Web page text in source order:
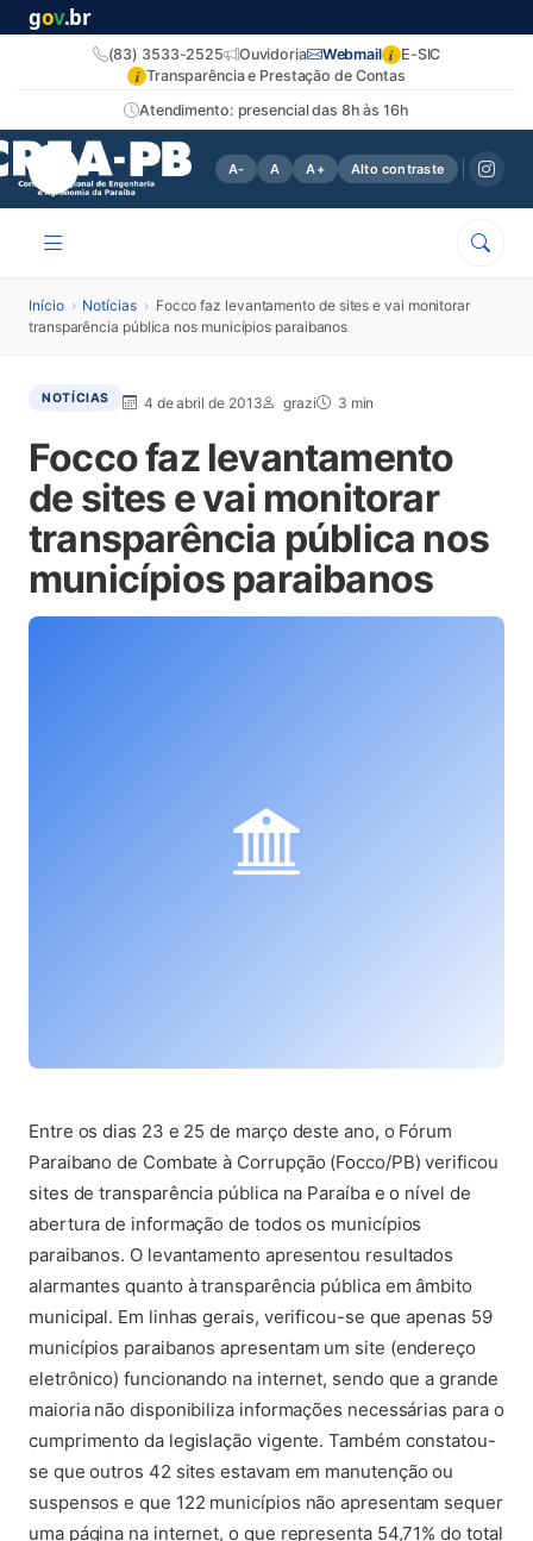
gov.br
Atendimento: presencial das 8h às 16h
(83) 3533-2525 Ouvidoria Webmail i E-SIC
i Transparência e Prestação de Contas
A- A A+ Alto contraste
Início › Notícias › Focco faz levantamento de sites e vai monitorar
transparência pública nos municípios paraibanos
NOTÍCIAS 4 de abril de 2013 grazi 3 min
Focco faz levantamento
de sites e vai monitorar
transparência pública nos
municípios paraibanos
(abre em nova aba)
Entre os dias 23 e 25 de março deste ano, o Fórum
Paraibano de Combate à Corrupção (Focco/PB) verificou
sites de transparência pública na Paraíba e o nível de
abertura de informação de todos os municípios
paraibanos. O levantamento apresentou resultados
alarmantes quanto à transparência pública em âmbito
municipal. Em linhas gerais, verificou-se que apenas 59
municípios paraibanos apresentam um site (endereço
eletrônico) funcionando na internet, sendo que a grande
maioria não disponibiliza informações necessárias para o
cumprimento da legislação vigente. Também constatou-
se que outros 42 sites estavam em manutenção ou
suspensos e que 122 municípios não apresentam sequer
uma página na internet, o que representa 54,71% do total